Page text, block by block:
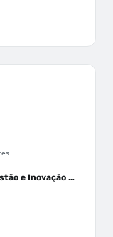
Liga Acadêmica de Gestão e Inovação Médica - LAGIM